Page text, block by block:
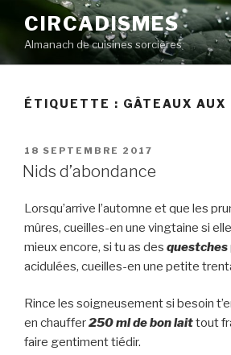
contenu
principal
CIRCADISMES
Almanach de cuisines sorcières
ÉTIQUETTE : GÂTEAUX AUX
PUBLIÉ
LE
18 SEPTEMBRE 2017
Nids d’abondance
Lorsqu’arrive l’automne et que les
mûres, cueilles-en une vingtaine si
mieux encore, si tu as des questches
acidulées, cueilles-en une petite
Rince les soigneusement si besoin
en chauffer250 ml de bon laittout
faire gentiment tiédir.